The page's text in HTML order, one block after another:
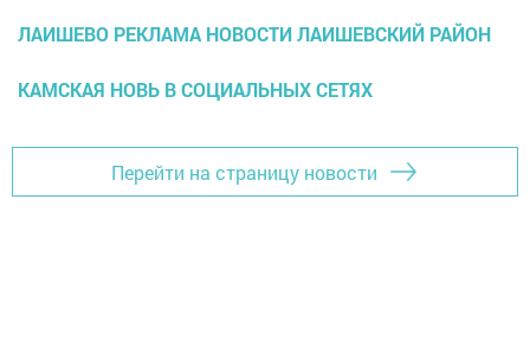
ЛАИШЕВО РЕКЛАМА НОВОСТИ ЛАИШЕВСКИЙ РАЙОН
КАМСКАЯ НОВЬ В СОЦИАЛЬНЫХ СЕТЯХ
Перейти на страницу новости